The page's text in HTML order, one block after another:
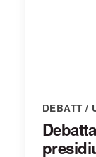
DEBATT /